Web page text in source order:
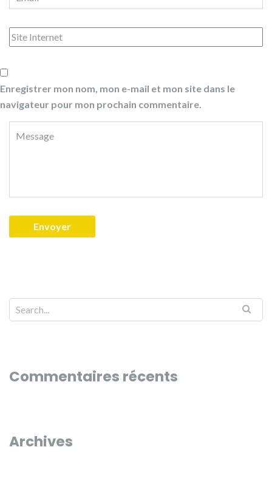
Enregistrer mon nom, mon e-mail et mon site dans le
navigateur pour mon prochain commentaire.
Commentaires récents
Archives